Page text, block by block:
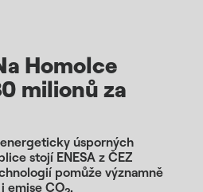
Homolce
milionů za
úsporných
stojí ENESA z ČEZ
pomůže významně
emise CO .